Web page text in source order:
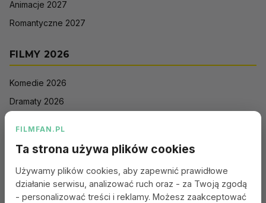
Animacje 2027
Romantyczne 2027
FILMY 2026
Komedie 2026
Dramaty 2026
Sci-Fi 2026
Animacje 2026
FILMFAN.PL
Ta strona używa plików cookies
Używamy plików cookies, aby zapewnić prawidłowe
działanie serwisu, analizować ruch oraz - za Twoją zgodą
- personalizować treści i reklamy. Możesz zaakceptować